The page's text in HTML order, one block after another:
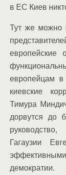
в ЕС Киев
Тут же можно
европейские
европейцам
киевские
Тимура
дорвутся до
Гагаузии
эффективными
демократии.